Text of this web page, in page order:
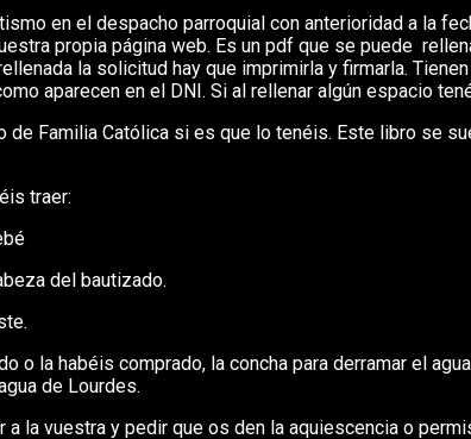
en el despacho parroquial con anterioridad a la
propia página web. Es un pdf que se puede
la solicitud hay que imprimirla y firmarla.
aparecen en el DNI. Si al rellenar algún espacio
Familia Católica si es que lo tenéis. Este libro se
traer:
del bautizado.
o la habéis comprado, la concha para derramar el
de Lourdes.
a la vuestra y pedir que os den la aquiescencia o